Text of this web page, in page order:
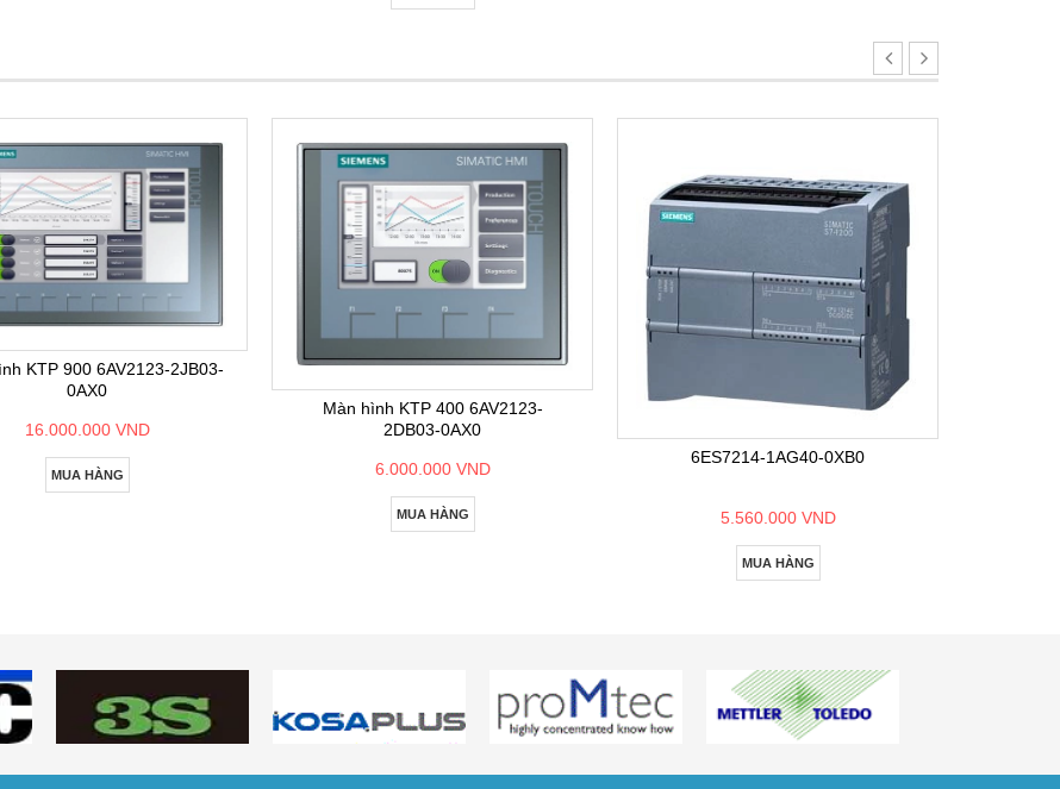
KTP 900 6AV2123-2JB03-
0AX0
16.000.000 VND
MUA HÀNG
Màn hình KTP 400 6AV2123-
2DB03-0AX0
6.000.000 VND
MUA HÀNG
6ES7214-1AG40-0XB0
5.560.000 VND
MUA HÀNG